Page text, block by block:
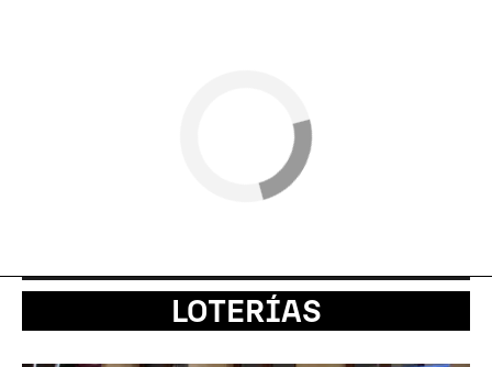
LOTERÍAS